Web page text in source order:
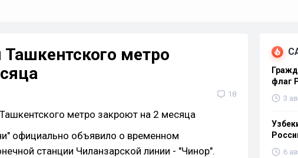
метро
18
официально объявило о временном
станции Чиланзарской линии - "Чинор".
флаг
3
6